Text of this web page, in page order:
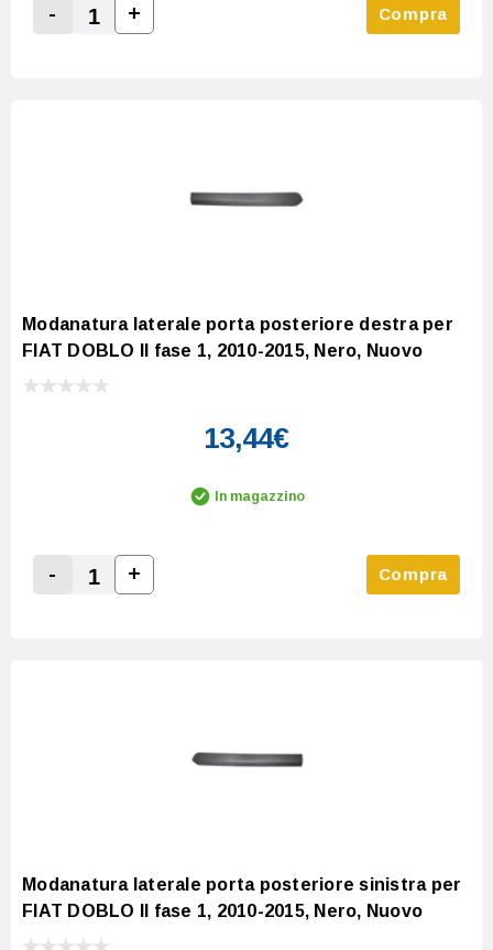
Decrease Quantity:
-
Increase Quantity:
+ Compra
Modanatura laterale porta posteriore destra per
FIAT DOBLO II fase 1, 2010-2015, Nero, Nuovo
13,44€
In magazzino
Decrease Quantity:
-
Increase Quantity:
+ Compra
Modanatura laterale porta posteriore sinistra per
FIAT DOBLO II fase 1, 2010-2015, Nero, Nuovo